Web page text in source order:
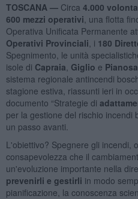
TOSCANA — Circa 4.000
600 mezzi operativi , una flotta
Operativa Unificata Permanente
Operativi Provinciali , i 180
Spegnimento, le unità
isole di Capraia Giglio e Pianosa
sistema regionale antincendi
stagione estiva, riassunti ieri in
documento “Strategie di
per la gestione del rischio incendi
un passo avanti.
L'obiettivo? Spegnere gli incendi,
consapevolezza che il
un'evoluzione importante nella
prevenirli e gestirli in modo
pianificazione, la conoscenza